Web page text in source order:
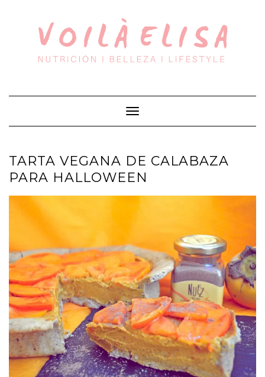
Cambiar
modo
TARTA VEGANA DE CALABAZA
PARA HALLOWEEN